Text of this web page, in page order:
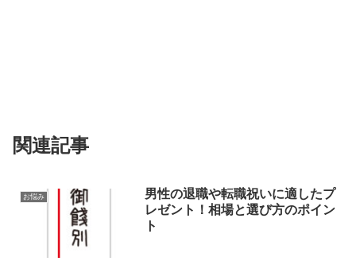
関連記事
お悩み
男性の退職や転職祝いに適したプ
レゼント！相場と選び方のポイン
ト